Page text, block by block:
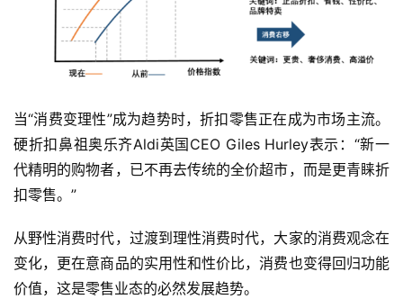
当“消费变理性”成为趋势时，折扣零售正在成为市场主流。
硬折扣鼻祖奥乐齐Aldi英国CEO Giles Hurley表示：“新一
代精明的购物者，已不再去传统的全价超市，而是更青睐折
扣零售。”
从野性消费时代，过渡到理性消费时代，大家的消费观念在
变化，更在意商品的实用性和性价比，消费也变得回归功能
价值，这是零售业态的必然发展趋势。